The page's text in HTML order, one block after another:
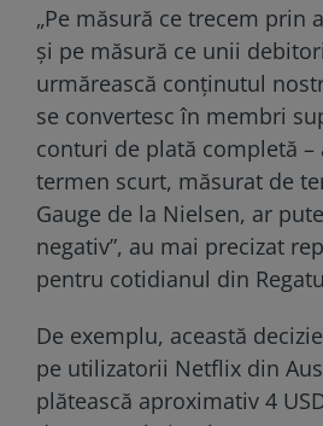
„Pe măsură ce trecem prin
și pe măsură ce unii
urmărească conținutul
se convertesc în membri
conturi de plată completă –
termen scurt, măsurat de
Gauge de la Nielsen, ar
negativ”, au mai precizat
pentru cotidianul din
De exemplu, această
pe utilizatorii Netflix din
plătească aproximativ 4